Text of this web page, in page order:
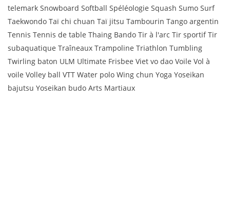
telemark Snowboard Softball Spéléologie Squash Sumo Surf
Taekwondo Taï chi chuan Taï jitsu Tambourin Tango argentin
Tennis Tennis de table Thaing Bando Tir à l'arc Tir sportif Tir
subaquatique Traîneaux Trampoline Triathlon Tumbling
Twirling baton ULM Ultimate Frisbee Viet vo dao Voile Vol à
voile Volley ball VTT Water polo Wing chun Yoga Yoseikan
bajutsu Yoseikan budo Arts Martiaux